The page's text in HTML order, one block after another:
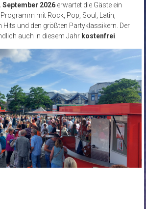
September 2026erwartet die Gäste ein
mit Rock, Pop, Soul, Latin,
und den größten Partyklassikern. Der
auch in diesem Jahr kostenfrei